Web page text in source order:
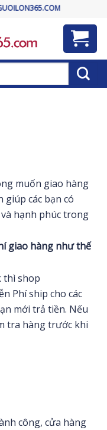
muốn giao hàng
giúp các bạn có
hạnh phúc trong
giao hàng như thế
thì shop
Phí ship cho các
mới trả tiền. Nếu
tra hàng trước khi
công, cửa hàng